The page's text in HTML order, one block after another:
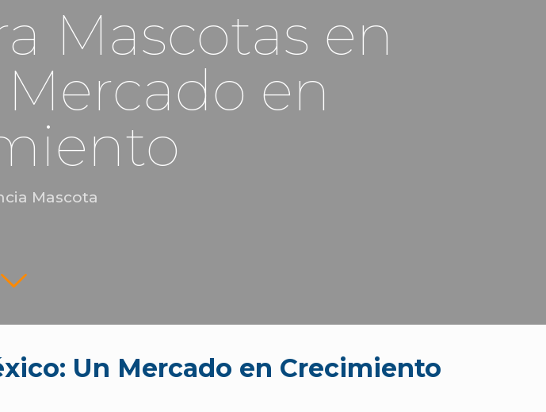
Mascotas en
en
Mascota
Un Mercado en Crecimiento